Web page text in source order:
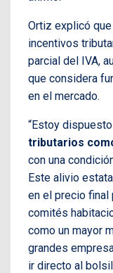
Ortiz explicó
incentivos
parcial del IVA,
que considera
en el mercado.
“Estoy
tributarios
con una
Este alivio
en el precio final
comités
como un mayor
grandes
ir directo al